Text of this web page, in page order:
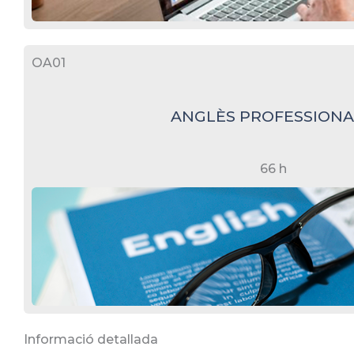
OA01
ANGLÈS
66 h
Informació detallada